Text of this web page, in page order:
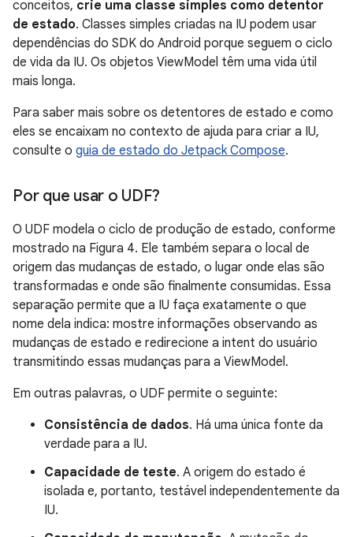
conceitos, crie uma classe simples como detentor
de estado. Classes simples criadas na IU podem usar
dependências do SDK do Android porque seguem o ciclo
de vida da IU. Os objetos ViewModel têm uma vida útil
mais longa.
Para saber mais sobre os detentores de estado e como
eles se encaixam no contexto de ajuda para criar a IU,
consulte o guia de estado do Jetpack Compose.
Por que usar o UDF?
O UDF modela o ciclo de produção de estado, conforme
mostrado na Figura 4. Ele também separa o local de
origem das mudanças de estado, o lugar onde elas são
transformadas e onde são finalmente consumidas. Essa
separação permite que a IU faça exatamente o que
nome dela indica: mostre informações observando as
mudanças de estado e redirecione a intent do usuário
transmitindo essas mudanças para a ViewModel.
Em outras palavras, o UDF permite o seguinte:
Consistência de dados. Há uma única fonte da
verdade para a IU.
Capacidade de teste. A origem do estado é
isolada e, portanto, testável independentemente da
IU.